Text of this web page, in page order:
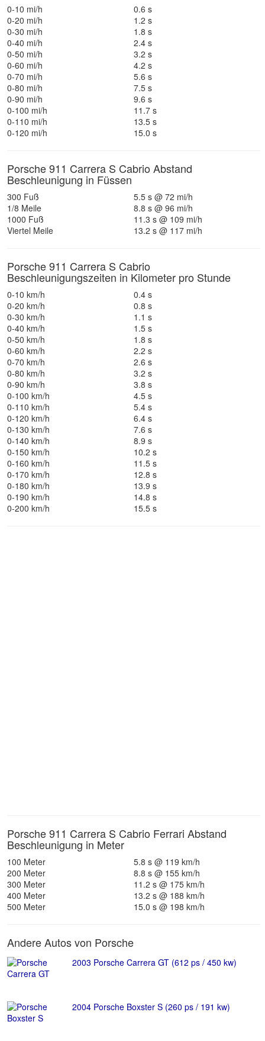
0-10 mi/h
0.6 s
0-20 mi/h
1.2 s
0-30 mi/h
1.8 s
0-40 mi/h
2.4 s
0-50 mi/h
3.2 s
0-60 mi/h
4.2 s
0-70 mi/h
5.6 s
0-80 mi/h
7.5 s
0-90 mi/h
9.6 s
0-100 mi/h
11.7 s
0-110 mi/h
13.5 s
0-120 mi/h
15.0 s
Porsche 911 Carrera S Cabrio Abstand
Beschleunigung in Füssen
300 Fuß
5.5 s @ 72 mi/h
1/8 Meile
8.8 s @ 96 mi/h
1000 Fuß
11.3 s @ 109 mi/h
Viertel Meile
13.2 s @ 117 mi/h
Porsche 911 Carrera S Cabrio
Beschleunigungszeiten in Kilometer pro Stunde
0-10 km/h
0.4 s
0-20 km/h
0.8 s
0-30 km/h
1.1 s
0-40 km/h
1.5 s
0-50 km/h
1.8 s
0-60 km/h
2.2 s
0-70 km/h
2.6 s
0-80 km/h
3.2 s
0-90 km/h
3.8 s
0-100 km/h
4.5 s
0-110 km/h
5.4 s
0-120 km/h
6.4 s
0-130 km/h
7.6 s
0-140 km/h
8.9 s
0-150 km/h
10.2 s
0-160 km/h
11.5 s
0-170 km/h
12.8 s
0-180 km/h
13.9 s
0-190 km/h
14.8 s
0-200 km/h
15.5 s
Porsche 911 Carrera S Cabrio Ferrari Abstand
Beschleunigung in Meter
100 Meter
5.8 s @ 119 km/h
200 Meter
8.8 s @ 155 km/h
300 Meter
11.2 s @ 175 km/h
400 Meter
13.2 s @ 188 km/h
500 Meter
15.0 s @ 198 km/h
Andere Autos von Porsche
2003 Porsche Carrera GT (612 ps / 450 kw)
2004 Porsche Boxster S (260 ps / 191 kw)